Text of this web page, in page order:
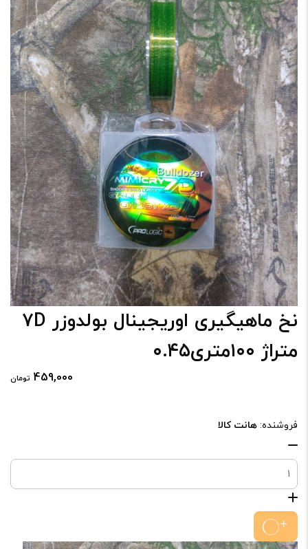
نخ ماهیگیری اوریجینال بولدوزر ۷D
متراژ ۱۰۰متری۰.۴۵
459,000 تومان
فروشنده: هانت کالا
نخ
ماهیگیری
اوریجینال
بولدوزر
۷D